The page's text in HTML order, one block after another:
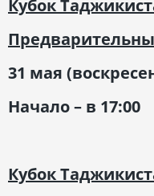
Кубок
31 мая
Начало – в 17:00
Кубок